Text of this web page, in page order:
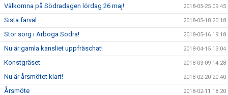
Välkomna på Södradagen lördag 26 maj! 2018-05-25 09:45
Sista farväl 2018-05-18 20:18
Stor sorg i Arboga Södra! 2018-05-16 19:18
Nu är gamla kansliet uppfräschat! 2018-04-15 13:04
Konstgräset 2018-03-09 14:28
Nu är årsmötet klart! 2018-02-20 20:40
Årsmöte 2018-02-11 18:20